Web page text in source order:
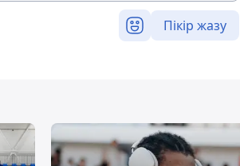
Пікір жазу